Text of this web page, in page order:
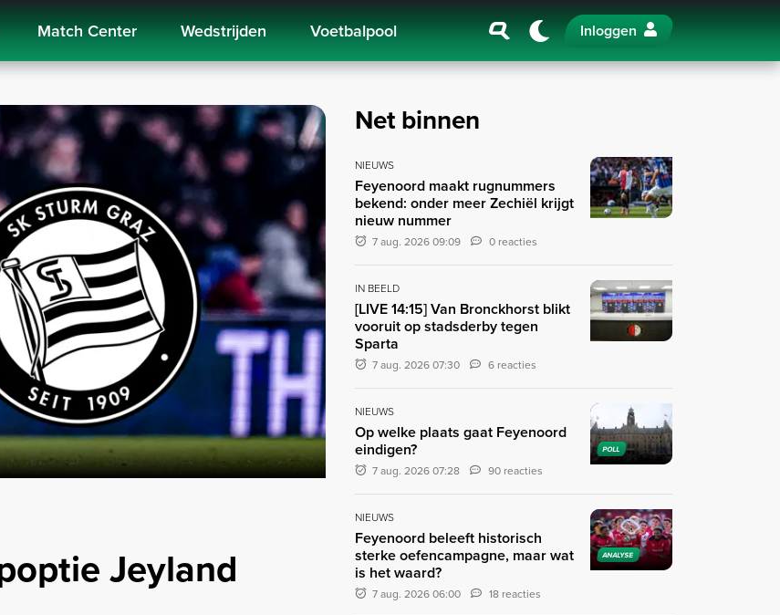
Match Center Wedstrijden Voetbalpool Inloggen
Jeyland
Net binnen
NIEUWS
Feyenoord maakt rugnummers
bekend: onder meer Zechiël krijgt
nieuw nummer
7 aug. 2026 09:09 0 reacties
IN BEELD
[LIVE 14:15] Van Bronckhorst blikt
vooruit op stadsderby tegen
Sparta
7 aug. 2026 07:30 6 reacties
POLL
NIEUWS
Op welke plaats gaat Feyenoord
eindigen?
7 aug. 2026 07:28 90 reacties
ANALYSE
NIEUWS
Feyenoord beleeft historisch
sterke oefencampagne, maar wat
is het waard?
7 aug. 2026 06:00 18 reacties